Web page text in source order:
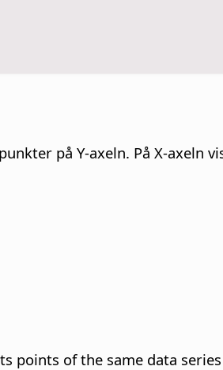
på Y-axeln. På X-axeln
points of the same data